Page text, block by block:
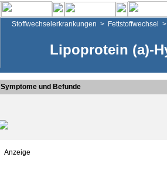
Stoffwechselerkrankungen > Fettstoffwechsel
Lipoprotein (a)-
Symptome und Befunde
Anzeige